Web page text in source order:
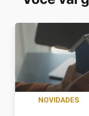
NOVIDADES